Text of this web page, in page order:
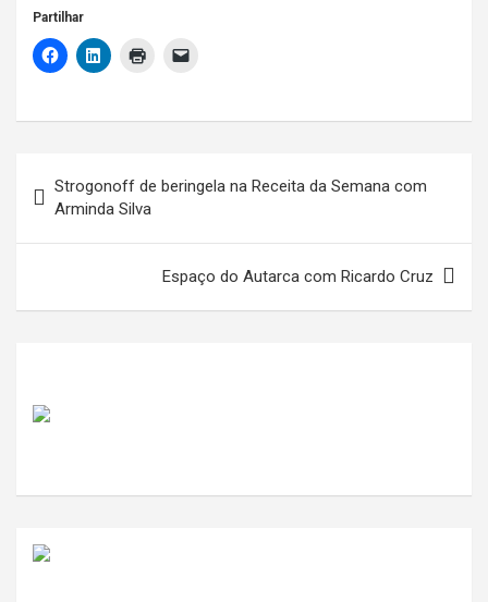
Partilhar
de
artigos
Strogonoff de beringela na Receita da Semana com
Arminda Silva
Espaço do Autarca com Ricardo Cruz